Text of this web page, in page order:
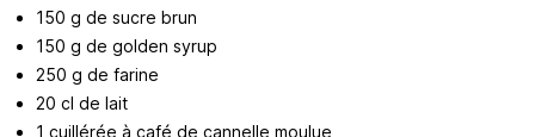
150 g de sucre brun
150 g de golden syrup
250 g de farine
20 cl de lait
1 cuillérée à café de cannelle moulue